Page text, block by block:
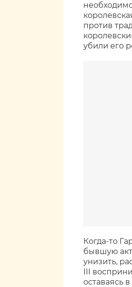
против
убили его
Когда-то
бывшую
унизить,
III
оставаясь